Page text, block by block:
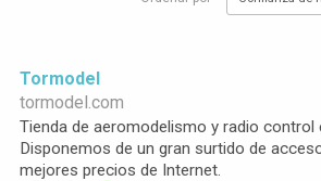
Tormodel
tormodel.com
Tienda de aeromodelismo y radio control
Disponemos de un gran surtido de
mejores precios de Internet.